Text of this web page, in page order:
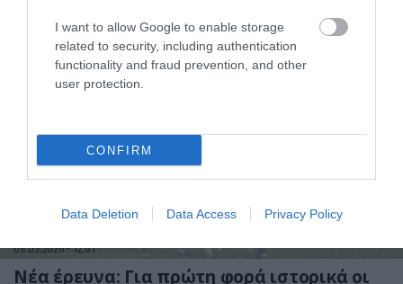
I want to allow Google to enable storage
related to security, including authentication
functionality and fraud prevention, and other
user protection.
CONFIRM
Data Deletion Data Access Privacy Policy
σφηνώνει το κεφάλι του στη σκάλα και η
δραματική διάσωση (βίντεο)
08.05.2026 12:01
Νέα έρευνα: Για πρώτη φορά ιστορικά οι